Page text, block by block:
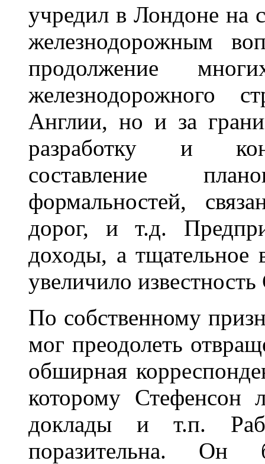
учредил в Лондоне на
железнодорожным
продолжение
железнодорожного
Англии, но и за
разработку и
составление
формальностей,
дорог, и т.д.
доходы, а тщательное
увеличило
По собственному
мог преодолеть
обширная
которому Стефенсон
доклады и т.п.
поразительна. Он